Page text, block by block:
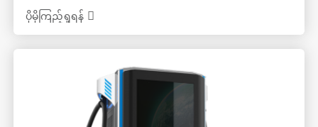
နိုင်သည်။ အမျိုးအစား ၁ ပလပ်ဖြင့် Vision စီးရီးကို အားသွင်းတိုင်ပါရှိ
ပိုမိုကြည့်ရှုရန်